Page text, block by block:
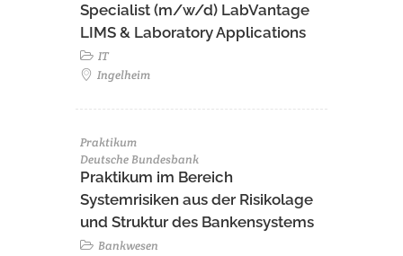
Specialist (m/w/d) LabVantage
LIMS & Laboratory Applications
IT
Ingelheim
Praktikum
Deutsche Bundesbank
Praktikum im Bereich
Systemrisiken aus der Risikolage
und Struktur des Bankensystems
Bankwesen